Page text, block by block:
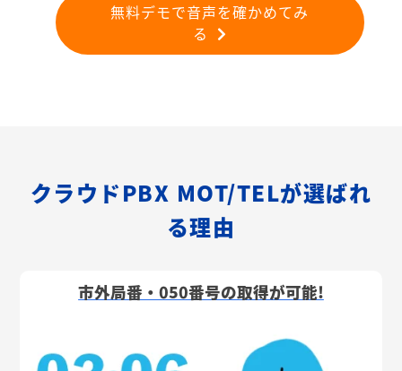
無料デモで音声を確かめてみ
る
クラウドPBX MOT/TELが選ばれ
る理由
市外局番・050番号の取得が可能!